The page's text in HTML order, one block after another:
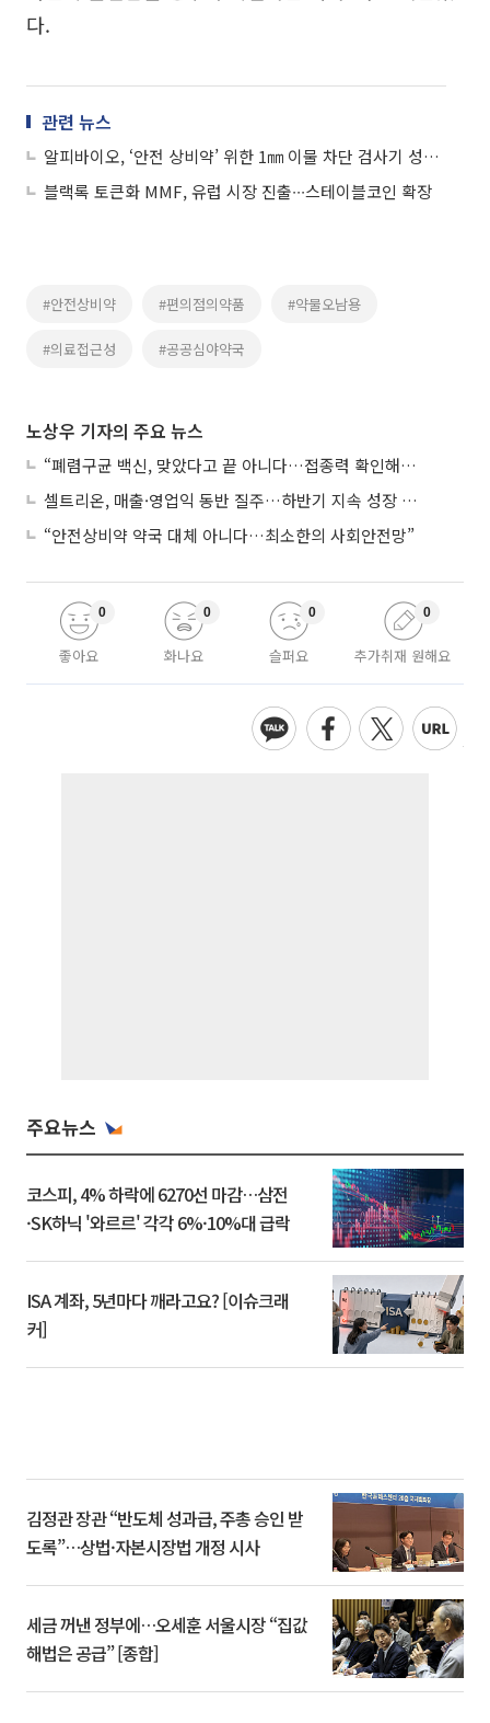
다.
관련 뉴스
알피바이오, ‘안전 상비약’ 위한 1㎜ 이물 차단 검사기 성능 검증
블랙록 토큰화 MMF, 유럽 시장 진출∙∙∙스테이블코인 확장
#안전상비약 #편의점의약품 #약물오남용
#의료접근성 #공공심야약국
노상우 기자의 주요 뉴스
“폐렴구균 백신, 맞았다고 끝 아니다…접종력 확인해야”
셀트리온, 매출·영업익 동반 질주…하반기 지속 성장 전망에 주목
“안전상비약 약국 대체 아니다…최소한의 사회안전망”
좋아요
0
화나요
0
슬퍼요
0
추가취재 원해요
0
주요뉴스
코스피, 4% 하락에 6270선 마감…삼전
·SK하닉 '와르르' 각각 6%·10%대 급락
ISA 계좌, 5년마다 깨라고요? [이슈크래
커]
김정관 장관 “반도체 성과급, 주총 승인 받
도록”…상법·자본시장법 개정 시사
세금 꺼낸 정부에…오세훈 서울시장 “집값
해법은 공급” [종합]